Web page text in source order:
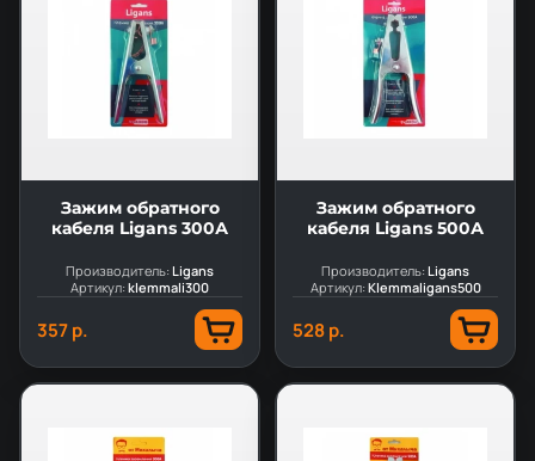
Зажим обратного
кабеля Ligans 300А
Производитель:Ligans
Артикул:klemmali300
357 р.
Зажим обратного
кабеля Ligans 500А
Производитель:Ligans
Артикул:Klemmaligans500
528 р.